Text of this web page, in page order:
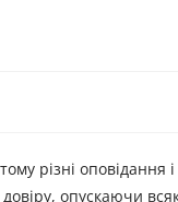
різні оповідання
опускаючи